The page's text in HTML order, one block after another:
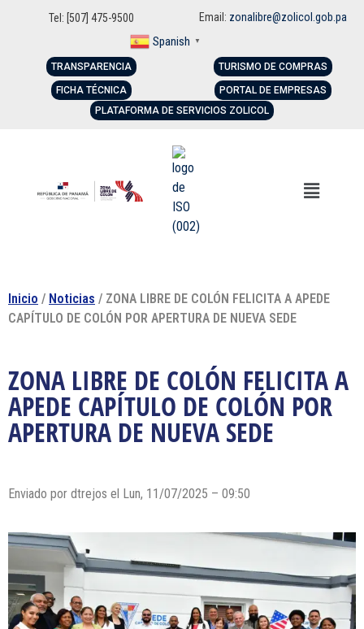
Tel: [507] 475-9500 Email: zonalibre@zolicol.gob.pa
Spanish ▼
TRANSPARENCIA
FICHA TÉCNICA
TURISMO DE COMPRAS
PORTAL DE EMPRESAS
PLATAFORMA DE SERVICIOS ZOLICOL
Inicio / Noticias / ZONA LIBRE DE COLÓN FELICITA A APEDE
CAPÍTULO DE COLÓN POR APERTURA DE NUEVA SEDE
ZONA LIBRE DE COLÓN FELICITA A
APEDE CAPÍTULO DE COLÓN POR
APERTURA DE NUEVA SEDE
Enviado por dtrejos el Lun, 11/07/2025 – 09:50